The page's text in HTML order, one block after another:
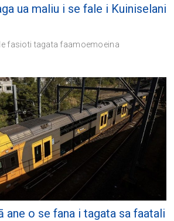
ua maliu i se fale i Kuiniselani
fasioti tagata faamoemoeina
ane o se fana i tagata sa faatali